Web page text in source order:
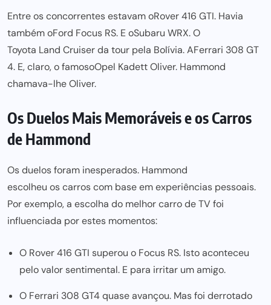
Entre os concorrentes estavam oRover 416 GTI. Havia
também oFord Focus RS. E oSubaru WRX. O
Toyota Land Cruiser da tour pela Bolívia. AFerrari 308 GT
4. E, claro, o famosoOpel Kadett Oliver. Hammond
chamava-lhe Oliver.
Os Duelos Mais Memoráveis e os Carros
de Hammond
Os duelos foram inesperados. Hammond
escolheu os carroscom base em experiências pessoais.
Por exemplo, a escolha do melhor carro deTV foi
influenciada por estes momentos:
O Rover 416 GTI superou o Focus RS. Isto aconteceu
pelo valor sentimental. E para irritar um amigo.
O Ferrari 308 GT4 quase avançou. Mas foi derrotado